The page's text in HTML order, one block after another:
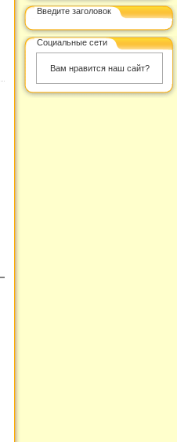
Введите заголовок
Социальные сети
Вам нравится наш сайт?